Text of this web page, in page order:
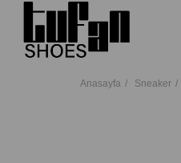
Anasayfa Sneaker